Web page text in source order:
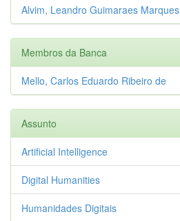
Alvim, Leandro Guimaraes Marques
Membros da Banca
Mello, Carlos Eduardo Ribeiro de
Assunto
Artificial Intelligence
Digital Humanities
Humanidades Digitais